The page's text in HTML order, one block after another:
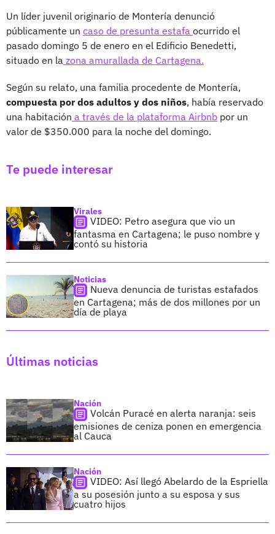
Un líder juvenil originario de Montería denunció
públicamente un caso de presunta estafa ocurrido el
pasado domingo 5 de enero en el Edificio Benedetti,
situado en la zona amurallada de Cartagena.
Según su relato, una familia procedente de Montería,
compuesta por dos adultos y dos niños, había reservado
una habitación a través de la plataforma Airbnb por un
valor de $350.000 para la noche del domingo.
Te puede interesar
Virales
VIDEO: Petro asegura que vio un
fantasma en Cartagena; le puso nombre y
contó su historia
Noticias
Nueva denuncia de turistas estafados
en Cartagena; más de dos millones por un
día de playa
Últimas noticias
Nación
Volcán Puracé en alerta naranja: seis
emisiones de ceniza ponen en emergencia
al Cauca
Nación
VIDEO: Así llegó Abelardo de la Espriella
a su posesión junto a su esposa y sus
cuatro hijos